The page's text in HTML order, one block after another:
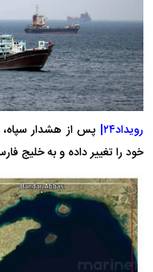
رویداد۲۴|
پس از هشدار
خود را تغییر داده و به خلیج